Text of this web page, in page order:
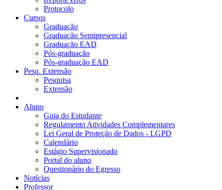
Protocolo
Cursos
Graduação
Graduação Semipresencial
Graduação EAD
Pós-graduação
Pós-graduação EAD
Pesq. Extensão
Pesquisa
Extensão
Aluno
Guia do Estudante
Regulamento Atividades Complementares
Lei Geral de Proteção de Dados - LGPD
Calendário
Estágio Supervisionado
Portal do aluno
Questionário do Egresso
Notícias
Professor